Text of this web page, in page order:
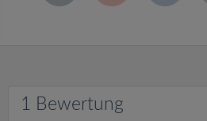
1 Bewertung